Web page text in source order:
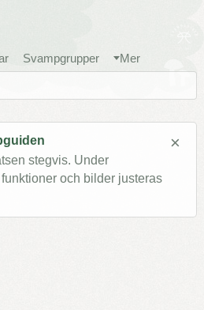
Svampgrupper Mer
stegvis. Under
och bilder justeras
×